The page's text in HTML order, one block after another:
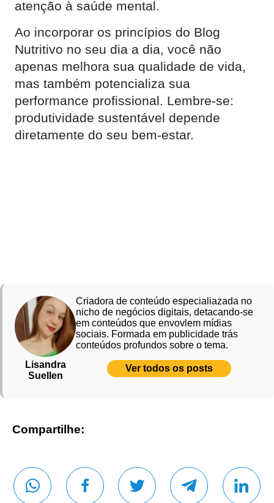
atenção à saúde mental.
Ao incorporar os princípios do Blog
Nutritivo no seu dia a dia, você não
apenas melhora sua qualidade de vida,
mas também potencializa sua
performance profissional. Lembre-se:
produtividade sustentável depende
diretamente do seu bem-estar.
Lisandra
Suellen
Criadora de conteúdo especialiazada no
nicho de negócios digitais, detacando-se
em conteúdos que envovlem mídias
sociais. Formada em publicidade trás
conteúdos profundos sobre o tema.
Ver todos os posts
Compartilhe: